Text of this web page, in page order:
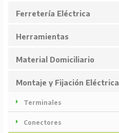
Ferretería Eléctrica
Herramientas
Material Domiciliario
Montaje y Fijación Eléctrica
Terminales
Conectores